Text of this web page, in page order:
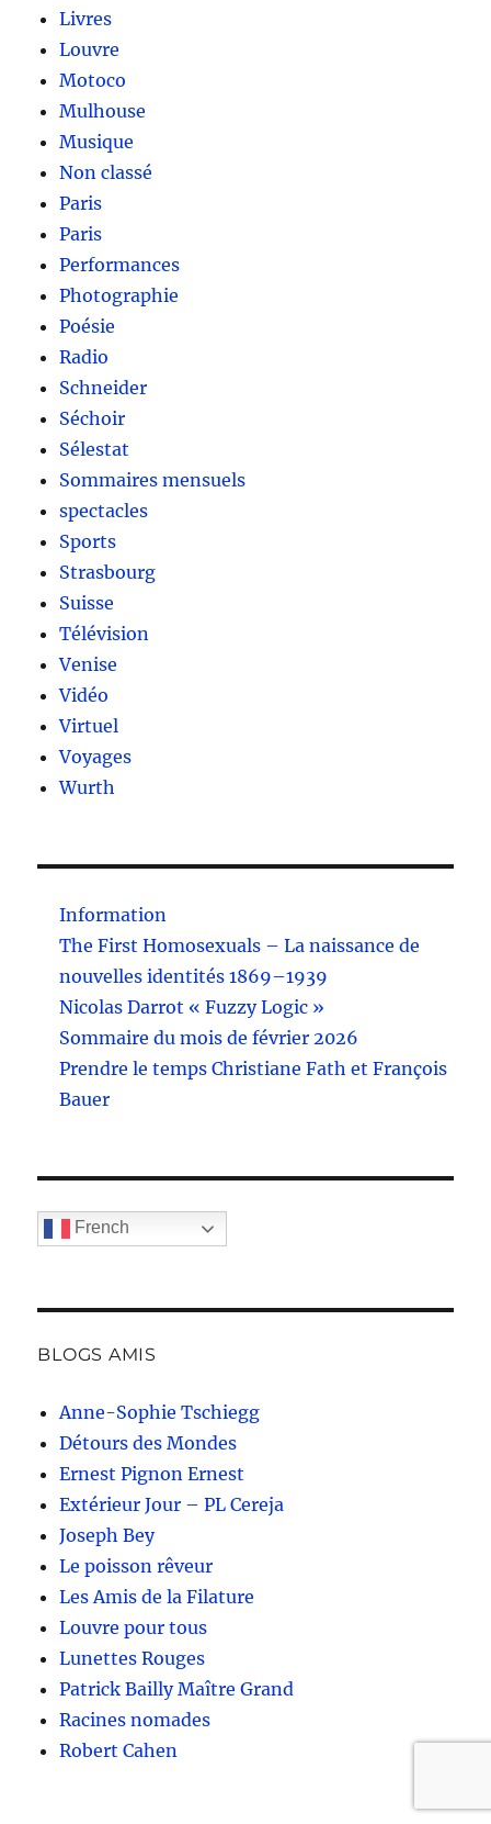
Livres
Louvre
Motoco
Mulhouse
Musique
Non classé
Paris
Paris
Performances
Photographie
Poésie
Radio
Schneider
Séchoir
Sélestat
Sommaires mensuels
spectacles
Sports
Strasbourg
Suisse
Télévision
Venise
Vidéo
Virtuel
Voyages
Wurth
Information
The First Homosexuals – La naissance de
nouvelles identités 1869–1939
Nicolas Darrot « Fuzzy Logic »
Sommaire du mois de février 2026
Prendre le temps Christiane Fath et François
Bauer
French
BLOGS AMIS
Anne-Sophie Tschiegg
Détours des Mondes
Ernest Pignon Ernest
Extérieur Jour – PL Cereja
Joseph Bey
Le poisson rêveur
Les Amis de la Filature
Louvre pour tous
Lunettes Rouges
Patrick Bailly Maître Grand
Racines nomades
Robert Cahen